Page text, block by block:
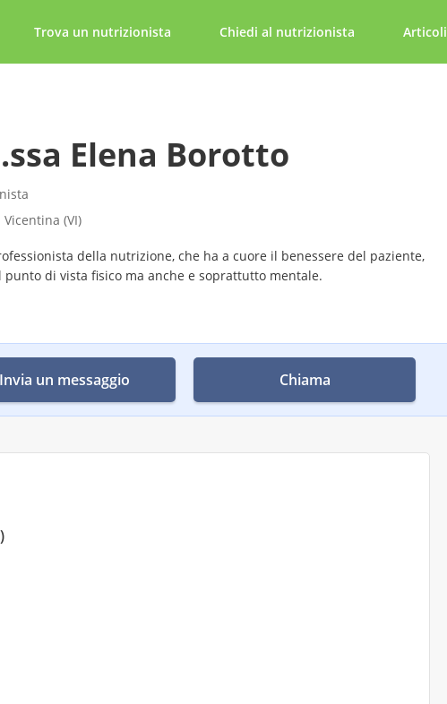
Trova un nutrizionista Chiedi al nutrizionista Articoli
Elena Borotto
(VI)
della nutrizione, che ha a cuore il benessere del paziente,
punto di vista fisico ma anche e soprattutto mentale.
Invia un messaggio Chiama